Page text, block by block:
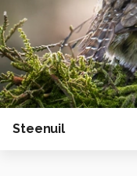
Steenuil